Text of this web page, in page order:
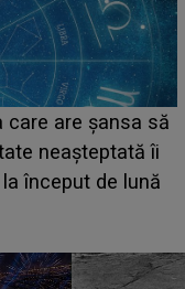
sunt artiștii
au loc cele mai